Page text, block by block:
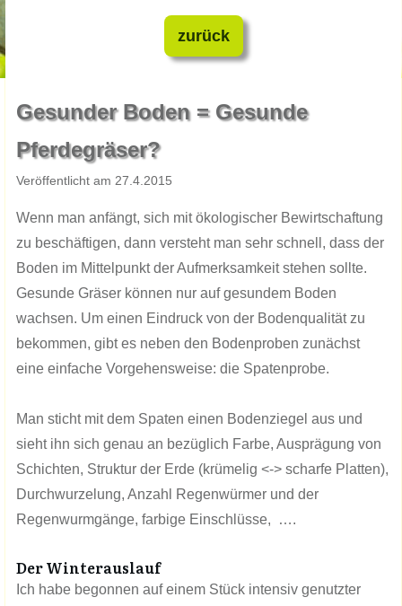
zurück
​Gesunder Boden = Gesunde
Pferdegräser?
​Veröffentlicht am ​​​2​​7.​​​4.201​​​​​5
Wenn man anfängt, sich mit ökologischer Bewirtschaftung
zu beschäftigen, dann versteht man sehr schnell, dass der
Boden im Mittelpunkt der Aufmerksamkeit stehen sollte.
Gesunde Gräser können nur auf gesundem Boden
wachsen. Um einen Eindruck von der Bodenqualität zu
bekommen, gibt es neben den Bodenproben zunächst
eine einfache Vorgehensweise: die Spatenprobe.
Man sticht mit dem Spaten einen Bodenziegel aus und
sieht ihn sich genau an bezüglich Farbe, Ausprägung von
Schichten, Struktur der Erde (krümelig <-> scharfe Platten),
Durchwurzelung, Anzahl Regenwürmer und der
Regenwurmgänge, farbige Einschlüsse, ….
Der Winterauslauf
Ich habe begonnen auf einem Stück intensiv genutzter